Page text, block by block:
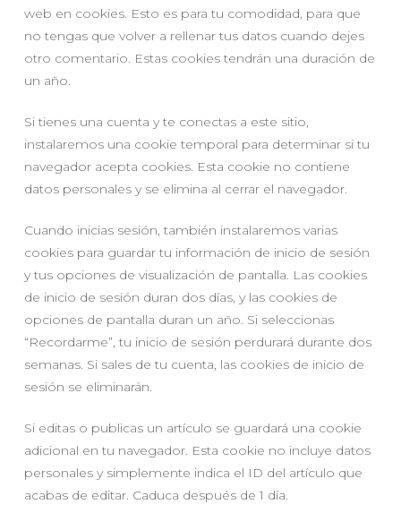
web en cookies. Esto es para tu comodidad, para que
no tengas que volver a rellenar tus datos cuando dejes
otro comentario. Estas cookies tendrán una duración de
un año.
Si tienes una cuenta y te conectas a este sitio,
instalaremos una cookie temporal para determinar si tu
navegador acepta cookies. Esta cookie no contiene
datos personales y se elimina al cerrar el navegador.
Cuando inicias sesión, también instalaremos varias
cookies para guardar tu información de inicio de sesión
y tus opciones de visualización de pantalla. Las cookies
de inicio de sesión duran dos días, y las cookies de
opciones de pantalla duran un año. Si seleccionas
“Recordarme”, tu inicio de sesión perdurará durante dos
semanas. Si sales de tu cuenta, las cookies de inicio de
sesión se eliminarán.
Si editas o publicas un artículo se guardará una cookie
adicional en tu navegador. Esta cookie no incluye datos
personales y simplemente indica el ID del artículo que
acabas de editar. Caduca después de 1 día.